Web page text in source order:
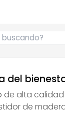
del
de alta calidad
de